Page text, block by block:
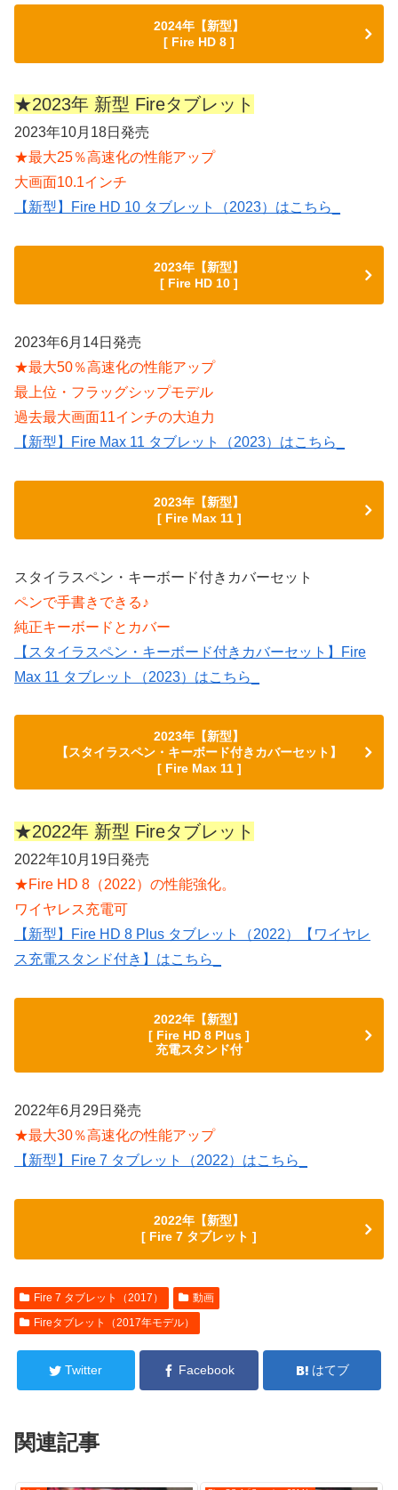
2024年【新型】
[ Fire HD 8 ]
★2023年 新型 Fireタブレット
2023年10月18日発売
★最大25％高速化の性能アップ
大画面10.1インチ
【新型】Fire HD 10 タブレット（2023）はこちら_
2023年【新型】
[ Fire HD 10 ]
2023年6月14日発売
★最大50％高速化の性能アップ
最上位・フラッグシップモデル
過去最大画面11インチの大迫力
【新型】Fire Max 11 タブレット（2023）はこちら_
2023年【新型】
[ Fire Max 11 ]
スタイラスペン・キーボード付きカバーセット
ペンで手書きできる♪
純正キーボードとカバー
【スタイラスペン・キーボード付きカバーセット】Fire
Max 11 タブレット（2023）はこちら_
2023年【新型】
【スタイラスペン・キーボード付きカバーセット】
[ Fire Max 11 ]
★2022年 新型 Fireタブレット
2022年10月19日発売
★Fire HD 8（2022）の性能強化。
ワイヤレス充電可
【新型】Fire HD 8 Plus タブレット（2022）【ワイヤレ
ス充電スタンド付き】はこちら_
2022年【新型】
[ Fire HD 8 Plus ]
充電スタンド付
2022年6月29日発売
★最大30％高速化の性能アップ
【新型】Fire 7 タブレット（2022）はこちら_
2022年【新型】
[ Fire 7 タブレット ]
Fire 7 タブレット（2017）
動画
Fireタブレット（2017年モデル）
Twitter Facebook はてブ
関連記事